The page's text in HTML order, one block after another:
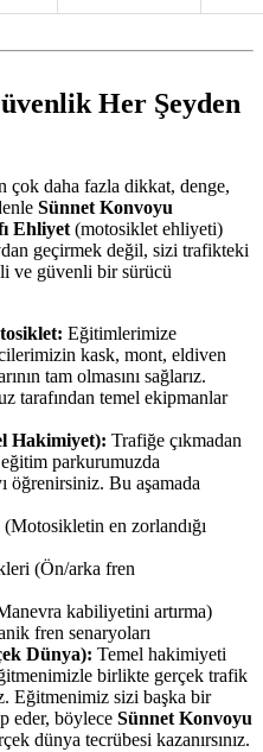
Her Şeyden
daha fazla dikkat, denge,
Sünnet Konvoyu
Ehliyet (motosiklet ehliyeti)
geçirmek değil, sizi trafikteki
ve güvenli bir sürücü
Eğitimlerimize
kask, mont, eldiven
tam olmasını sağlarız.
tarafından temel ekipmanlar
Hakimiyet): Trafiğe çıkmadan
parkurumuzda
öğrenirsiniz. Bu aşamada
en zorlandığı
(Ön/arka fren
kabiliyetini artırma)
fren senaryoları
Dünya): Temel hakimiyeti
birlikte gerçek trafik
Eğitmenimiz sizi başka bir
eder, böylece Sünnet Konvoyu
dünya tecrübesi kazanırsınız.